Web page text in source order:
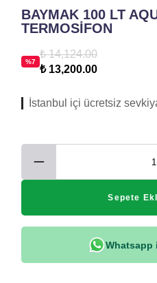
BAYMAK 100 LT
TERMOSİFON
%7
₺ 14,124.00
₺ 13,200.00
İstanbul içi ücretsiz
Sepete
Whatsapp